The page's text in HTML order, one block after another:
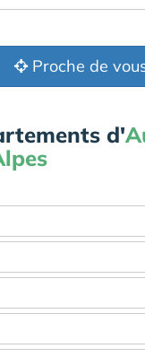
Proche de
d'